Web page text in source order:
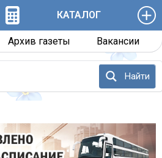
КАТАЛОГ
Архив газеты Вакансии
Найти